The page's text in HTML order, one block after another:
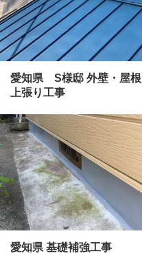
愛知県 S様邸 外壁・屋根
上張り工事
愛知県 基礎補強工事